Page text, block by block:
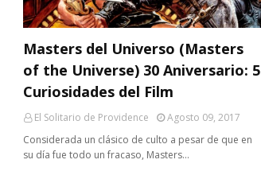
Masters del Universo (Masters
of the Universe) 30 Aniversario: 5
Curiosidades del Film
El Solitario de Providence
Agosto 09, 2017
Considerada un clásico de culto a pesar de que en
su día fue todo un fracaso, Masters…